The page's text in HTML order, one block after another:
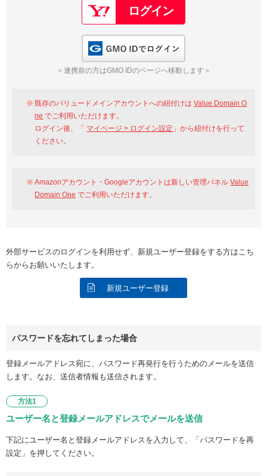
Google
GMO ID Amazon
※AmazonはValue Domain Oneのログイン画面へ遷移します
以下でも登録可能
Google Yahoo!
GMO ID
＜連携前の方はGMO IDのページへ移動します＞
既存のバリュードメインアカウントへの紐付けはValue Domain O
ne でご利用いただけます。
ログイン後、「 マイページ > ログイン設定 」から紐付けを行って
ください。
Amazonアカウント・Googleアカウントは新しい管理パネルValue
Domain One でご利用いただけます。
外部サービスのログインを利用せず、新規ユーザー登録をする方はこち
らからお願いいたします。
新規ユーザー登録
パスワードを忘れてしまった場合
登録メールアドレス宛に、パスワード再発行を行うためのメールを送信
します。なお、送信者情報も送信されます。
方法1
ユーザー名と登録メールアドレスでメールを送信
下記にユーザー名と登録メールアドレスを入力して、「パスワードを再
設定」を押してください。